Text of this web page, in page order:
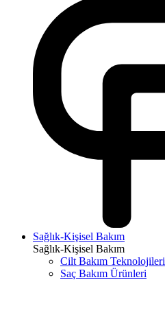
Sağlık-Kişisel Bakım
Sağlık-Kişisel Bakım
Cilt Bakım Teknolojileri
Saç Bakım Ürünleri